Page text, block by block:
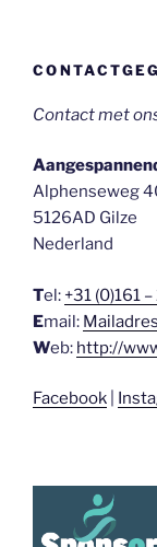
Contact met
Alphenseweg
5126AD Gilze
Nederland
Tel: +31 (0)161
Email:
Web: http://
Facebook